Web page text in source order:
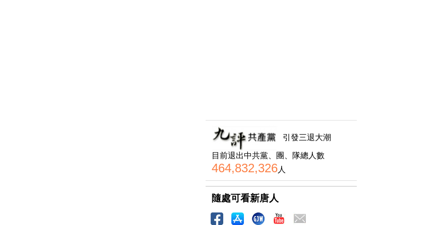
引發三退大潮
目前退出中共黨、團、隊總人數
464,832,326人
隨處可看新唐人